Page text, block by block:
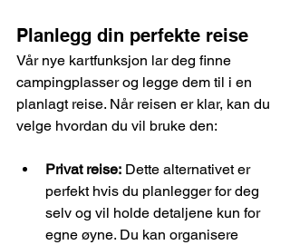
Planlegg din perfekte reise
Vår nye kartfunksjon lar deg finne
campingplasser og legge dem til i en
planlagt reise. Når reisen er klar, kan du
velge hvordan du vil bruke den:
Privat reise: Dette alternativet er
perfekt hvis du planlegger for deg
selv og vil holde detaljene kun for
egne øyne. Du kan organisere